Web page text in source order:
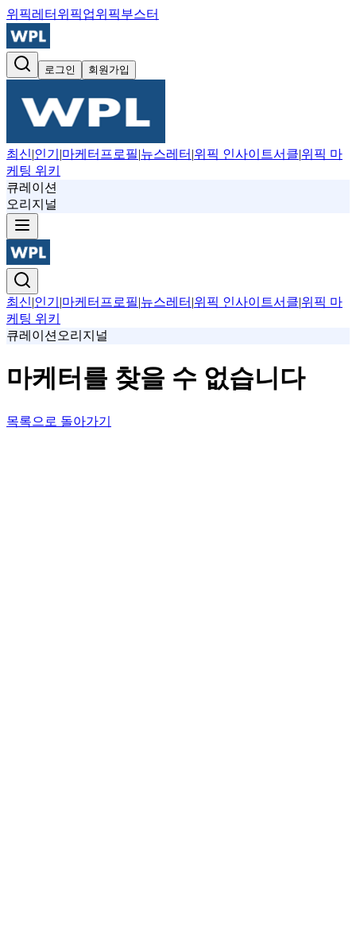
위픽레터 위픽업위픽부스터
로그인 회원가입
최신|인기 |마케터프로필|뉴스레터 |위픽 인사이트서클|위픽 마
케팅 위키
큐레이션
오리지널
최신|인기 |마케터프로필|뉴스레터 |위픽 인사이트서클|위픽 마
케팅 위키
큐레이션 오리지널
마케터를 찾을 수 없습니다
목록으로 돌아가기